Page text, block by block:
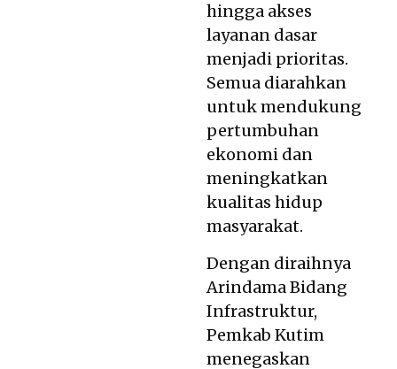
hingga akses
layanan dasar
menjadi prioritas.
Semua diarahkan
untuk mendukung
pertumbuhan
ekonomi dan
meningkatkan
kualitas hidup
masyarakat.
Dengan diraihnya
Arindama Bidang
Infrastruktur,
Pemkab Kutim
menegaskan